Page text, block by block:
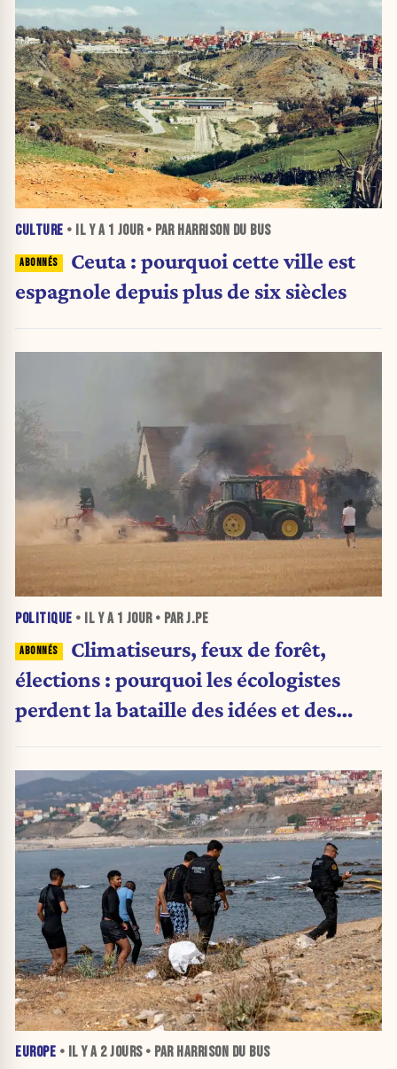
CULTURE • IL Y A 1 JOUR• PAR HARRISON DU BUS
Ceuta : pourquoi cette ville est
espagnole depuis plus de six siècles
POLITIQUE • IL Y A 1 JOUR• PAR J.PE
Climatiseurs, feux de forêt,
élections : pourquoi les écologistes
perdent la bataille des idées et des
EUROPE • IL Y A 2 JOURS• PAR HARRISON DU BUS